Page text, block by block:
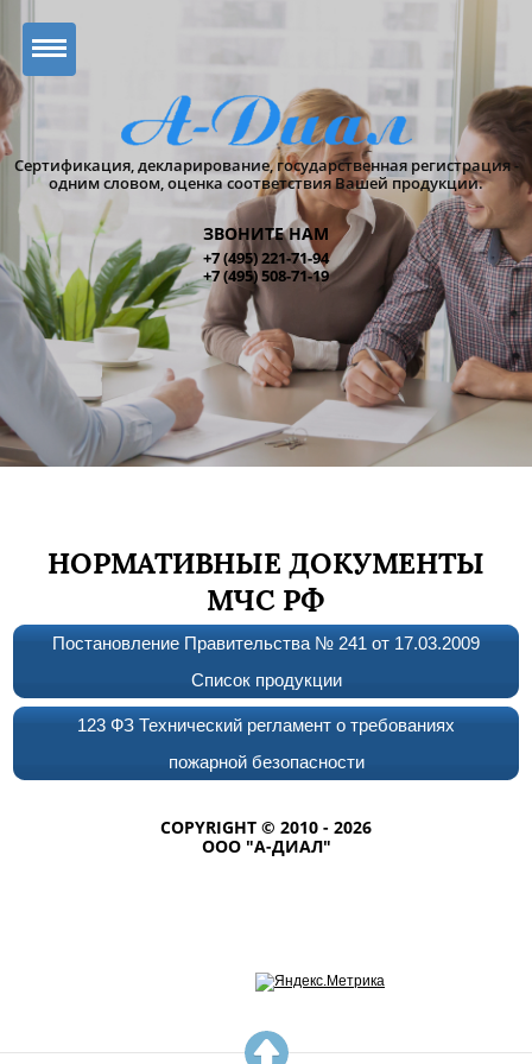
Сертификация, декларирование, государственная регистрация -
одним словом, оценка соответствия Вашей продукции.
ЗВОНИТЕ НАМ
+7 (495) 221-71-94
+7 (495) 508-71-19
НОРМАТИВНЫЕ ДОКУМЕНТЫ
МЧС РФ
Постановление Правительства № 241 от 17.03.2009
Список продукции
123 ФЗ Технический регламент о требованиях
пожарной безопасности
COPYRIGHT © 2010 - 2026
ООО "А-ДИАЛ"